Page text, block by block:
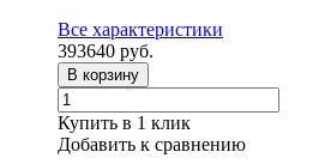
Все характеристики
393640 руб.
В корзину
Купить в 1 клик
Добавить к сравнению